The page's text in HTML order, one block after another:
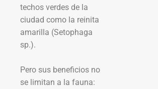
techos verdes de la
ciudad como la reinita
amarilla (Setophaga
sp.).
Pero sus beneficios no
se limitan a la fauna: